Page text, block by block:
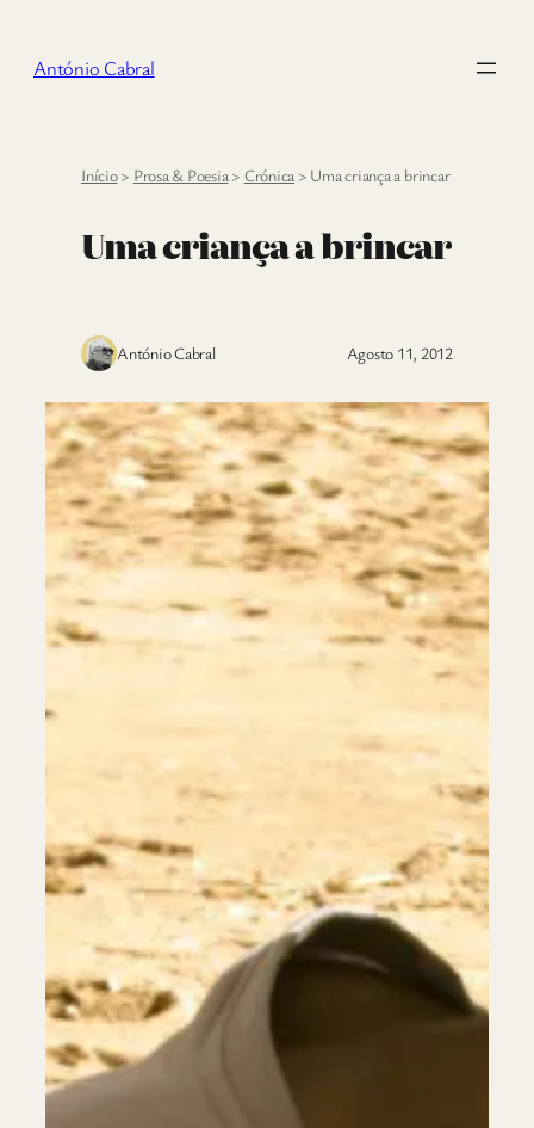
António Cabral
Início> Prosa & Poesia> Crónica > Uma criança a brincar
Uma criança a brincar
António Cabral Agosto 11, 2012